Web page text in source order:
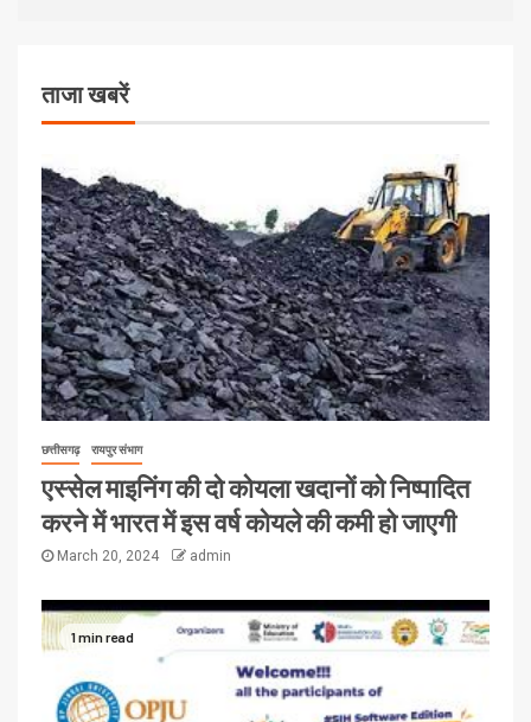
ताजा खबरें
छत्तीसगढ़ रायपुर संभाग
एस्सेल माइनिंग की दो कोयला खदानों को निष्पादित
करने में भारत में इस वर्ष कोयले की कमी हो जाएगी
March 20, 2024 admin
1 min read